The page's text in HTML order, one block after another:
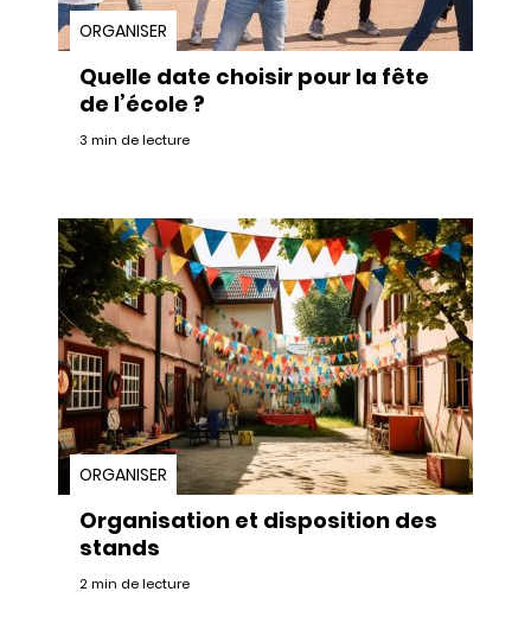
ORGANISER
Quelle date choisir pour la fête
de l’école ?
3 min de lecture
ORGANISER
Organisation et disposition des
stands
2 min de lecture